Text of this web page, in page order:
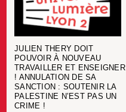
JULIEN THERY DOIT
POUVOIR À NOUVEAU
TRAVAILLER ET ENSEIGNER
! ANNULATION DE SA
SANCTION : SOUTENIR LA
PALESTINE N’EST PAS UN
CRIME !